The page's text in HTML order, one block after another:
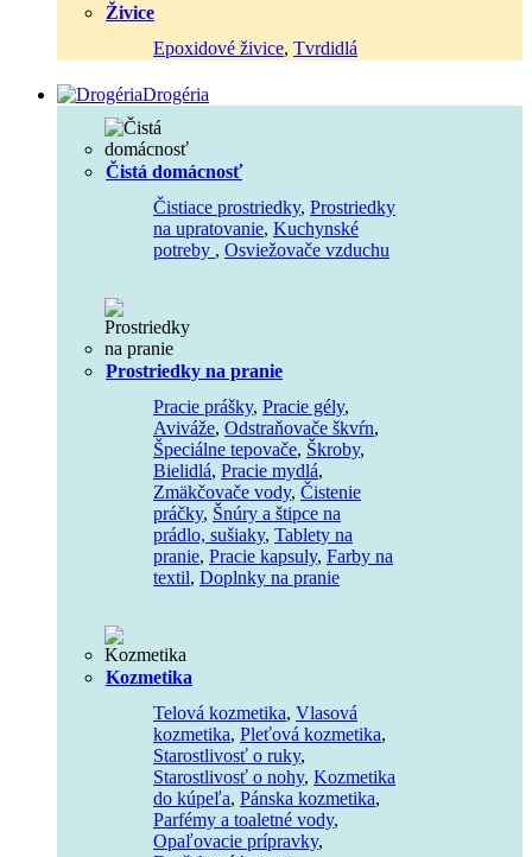
Živice
Epoxidové živice, Tvrdidlá
Drogéria
Čistá domácnosť
Čistiace prostriedky, Prostriedky
na upratovanie, Kuchynské
potreby , Osviežovače vzduchu
Prostriedky na pranie
Pracie prášky, Pracie gély,
Aviváže, Odstraňovače škvŕn,
Špeciálne tepovače, Škroby,
Bielidlá, Pracie mydlá,
Zmäkčovače vody, Čistenie
práčky, Šnúry a štipce na
prádlo, sušiaky, Tablety na
pranie, Pracie kapsuly, Farby na
textil, Doplnky na pranie
Kozmetika
Telová kozmetika, Vlasová
kozmetika, Pleťová kozmetika,
Starostlivosť o ruky,
Starostlivosť o nohy, Kozmetika
do kúpeľa, Pánska kozmetika,
Parfémy a toaletné vody,
Opaľovacie prípravky,